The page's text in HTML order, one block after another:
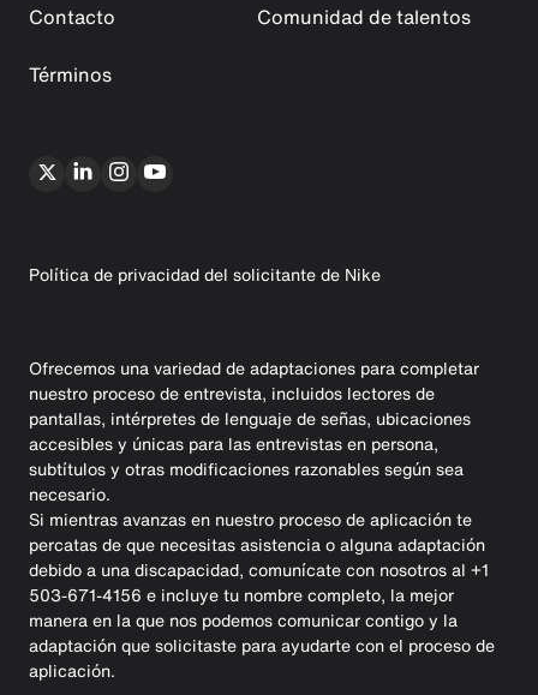
Contacto
Comunidad de talentos
Términos
Política de privacidad del solicitante de Nike
Ofrecemos una variedad de adaptaciones para completar
nuestro proceso de entrevista, incluidos lectores de
pantallas, intérpretes de lenguaje de señas, ubicaciones
accesibles y únicas para las entrevistas en persona,
subtítulos y otras modificaciones razonables según sea
necesario.
Si mientras avanzas en nuestro proceso de aplicación te
percatas de que necesitas asistencia o alguna adaptación
debido a una discapacidad, comunícate con nosotros al +1
503-671-4156 e incluye tu nombre completo, la mejor
manera en la que nos podemos comunicar contigo y la
adaptación que solicitaste para ayudarte con el proceso de
aplicación.